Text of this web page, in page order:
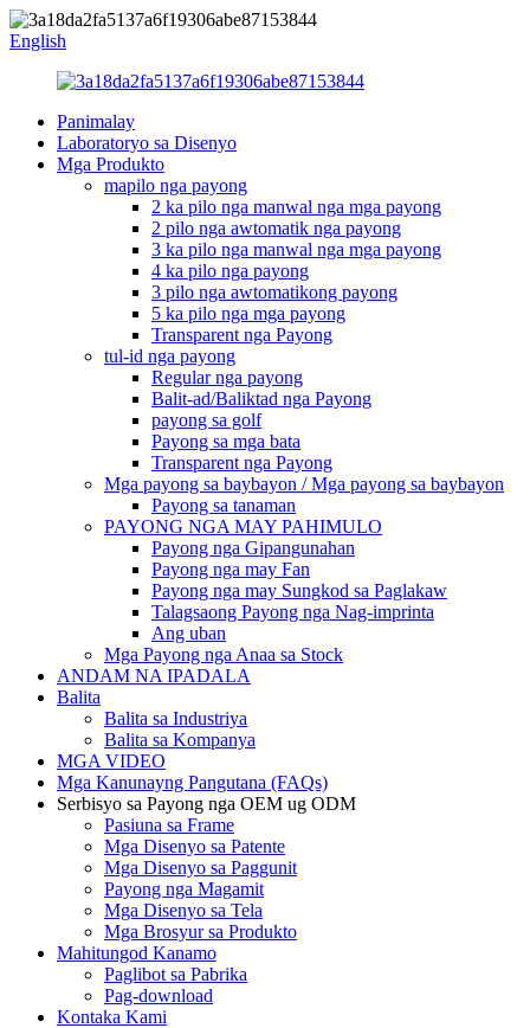
English
Panimalay
Laboratoryo sa Disenyo
Mga Produkto
mapilo nga payong
2 ka pilo nga manwal nga mga payong
2 pilo nga awtomatik nga payong
3 ka pilo nga manwal nga mga payong
4 ka pilo nga payong
3 pilo nga awtomatikong payong
5 ka pilo nga mga payong
Transparent nga Payong
tul-id nga payong
Regular nga payong
Balit-ad/Baliktad nga Payong
payong sa golf
Payong sa mga bata
Transparent nga Payong
Mga payong sa baybayon / Mga payong sa baybayon
Payong sa tanaman
PAYONG NGA MAY PAHIMULO
Payong nga Gipangunahan
Payong nga may Fan
Payong nga may Sungkod sa Paglakaw
Talagsaong Payong nga Nag-imprinta
Ang uban
Mga Payong nga Anaa sa Stock
ANDAM NA IPADALA
Balita
Balita sa Industriya
Balita sa Kompanya
MGA VIDEO
Mga Kanunayng Pangutana (FAQs)
Serbisyo sa Payong nga OEM ug ODM
Pasiuna sa Frame
Mga Disenyo sa Patente
Mga Disenyo sa Paggunit
Payong nga Magamit
Mga Disenyo sa Tela
Mga Brosyur sa Produkto
Mahitungod Kanamo
Paglibot sa Pabrika
Pag-download
Kontaka Kami